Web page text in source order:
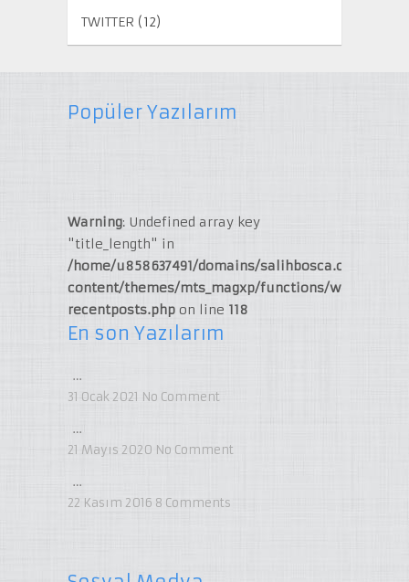
TWITTER (12)
Popüler Yazılarım
Warning: Undefined array key
"title_length" in
/home/u858637491/domains/salihbosca.com/
content/themes/mts_magxp/functions/widget-
recentposts.phpon line 118
En son Yazılarım
…
31 Ocak 2021 No Comment
…
21 Mayıs 2020 No Comment
…
22 Kasım 2016 8 Comments